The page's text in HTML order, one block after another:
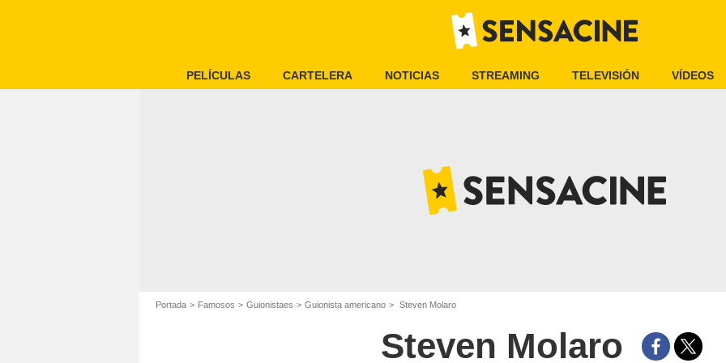
PELÍCULAS CARTELERA NOTICIAS STREAMING TELEVISIÓN VÍDEOS
Portada Famosos Guionistaes Guionista americano Steven Molaro
Steven Molaro